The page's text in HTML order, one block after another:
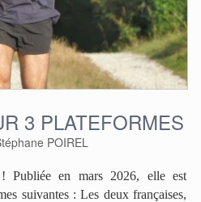
3 PLATEFORMES
POIREL
Publiée en mars 2026, elle est
suivantes : Les deux françaises,